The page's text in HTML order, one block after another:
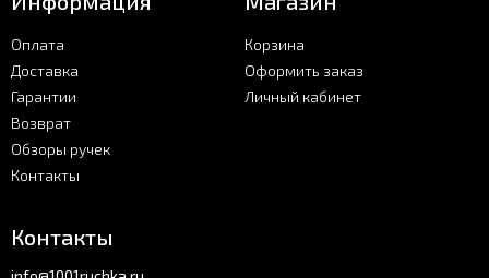
Оплата
Доставка
Гарантии
Возврат
Обзоры ручек
Контакты
Корзина
Оформить заказ
Личный кабинет
Контакты